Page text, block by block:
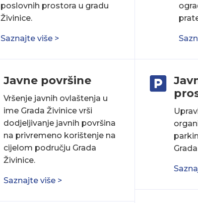
poslovnih prostora u gradu
Živinice.
Saznajte više >
Javne površine
Vršenje javnih ovlaštenja u
ime Grada Živinice vrši
dodjeljivanje javnih površina
na privremeno korištenje na
cijelom području Grada
Živinice.
Saznajte više >
